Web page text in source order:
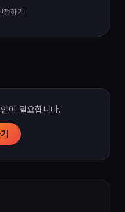
청하기
이 필요합니다.